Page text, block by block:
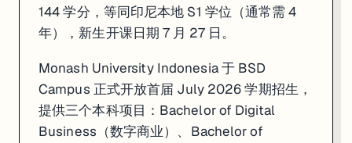
144 学分，等同印尼本地 S1 学位（通常需 4
年），新生开课日期 7 月 27 日。
Monash University Indonesia 于 BSD
Campus 正式开放首届 July 2026 学期招生，
提供三个本科项目：Bachelor of Digital
Business（数字商业）、Bachelor of